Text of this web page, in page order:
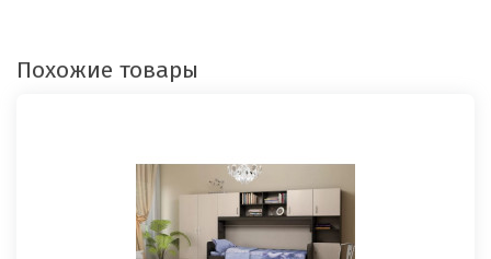
Похожие товары